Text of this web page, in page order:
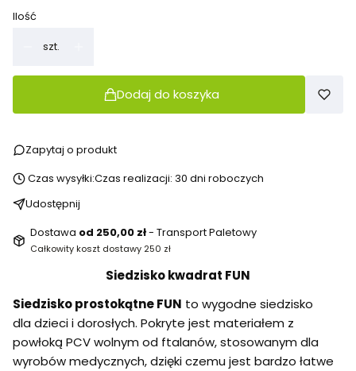
Ilość
szt.
Dodaj do koszyka
Zapytaj o produkt
Czas wysyłki:Czas realizacji: 30 dni roboczych
Udostępnij
Dostawa od 250,00 zł- Transport Paletowy
Całkowity koszt dostawy 250 zł
Siedzisko kwadrat FUN
Siedzisko prostokątne FUN to wygodne siedzisko
dla dzieci i dorosłych. Pokryte jest materiałem z
powłoką PCV wolnym od ftalanów, stosowanym dla
wyrobów medycznych, dzięki czemu jest bardzo łatwe